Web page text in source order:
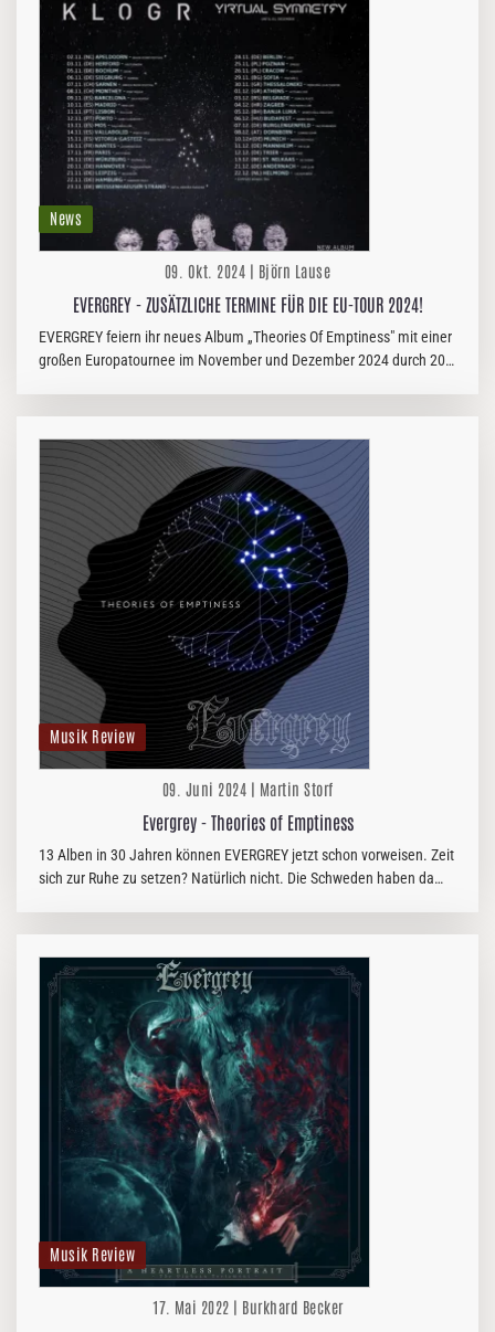
News
09. Okt. 2024 | Björn Lause
EVERGREY - ZUSÄTZLICHE TERMINE FÜR DIE EU-TOUR 2024!
EVERGREY feiern ihr neues Album „Theories Of Emptiness" mit einer
großen Europatournee im November und Dezember 2024 durch 20
Musik Review
09. Juni 2024 | Martin Storf
Evergrey - Theories of Emptiness
13 Alben in 30 Jahren können EVERGREY jetzt schon vorweisen. Zeit
sich zur Ruhe zu setzen? Natürlich nicht. Die Schweden haben da
Musik Review
17. Mai 2022 | Burkhard Becker